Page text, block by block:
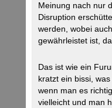
Meinung nach nur
Disruption
werden, wobei
gewährleistet ist,
Das ist wie ein
kratzt ein bissi,
wenn man es
vielleicht und man